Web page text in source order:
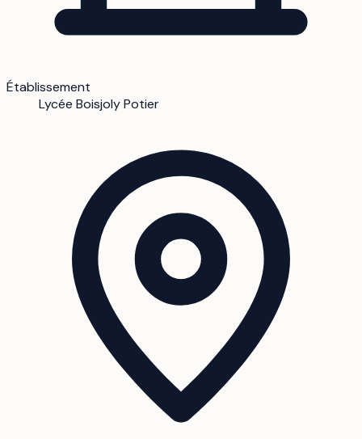
Établissement
Lycée Boisjoly Potier